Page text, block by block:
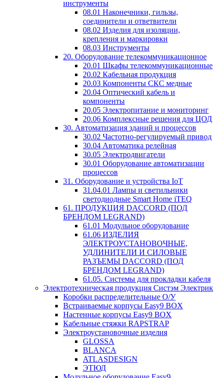
инструменты
08.01 Наконечники, гильзы,
соединители и ответвители
08.02 Изделия для изоляции,
крепления и маркировки
08.03 Инструменты
20. Оборудование телекоммуникационное
20.01 Шкафы телекоммуникационные
20.02 Кабельная продукция
20.03 Компоненты СКС медные
20.04 Оптический кабель и
компоненты
20.05 Электропитание и мониторинг
20.06 Комплексные решения для ЦОД
30. Автоматизация зданий и процессов
30.02 Частотно-регулируемый привод
30.04 Автоматика релейная
30.05 Электродвигатели
30.01 Оборудование автоматизации
процессов
31. Оборудование и устройства IoT
31.04.01 Лампы и светильники
светодиодные Smart Home iTEQ
61. ПРОДУКЦИЯ DACCORD (ПОД
БРЕНДОМ LEGRAND)
61.01 Модульное оборудование
61.06 ИЗДЕЛИЯ
ЭЛЕКТРОУСТАНОВОЧНЫЕ,
УДЛИНИТЕЛИ И СИЛОВЫЕ
РАЗЪЕМЫ DACCORD (ПОД
БРЕНДОМ LEGRAND)
61.05. Системы для прокладки кабеля
Электротехническая продукция Систэм Электрик
Коробки распределительные О/У
Встраиваемые корпусы Easy9 BOX
Настенные корпусы Easy9 BOX
Кабельные стяжки RAPSTRAP
Электроустановочные изделия
GLOSSA
BLANCA
ATLASDESIGN
ЭТЮД